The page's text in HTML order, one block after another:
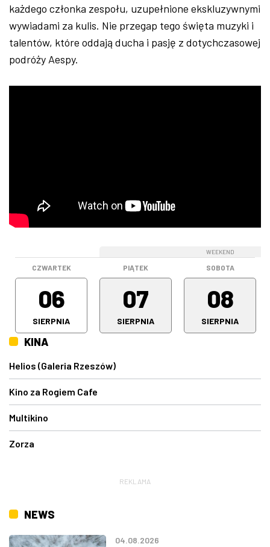
każdego członka zespołu, uzupełnione ekskluzywnymi
wywiadami za kulis. Nie przegap tego święta muzyki i
talentów, które oddają ducha i pasję z dotychczasowej
podróży Aespy.
CZWARTEK
06
SIERPNIA
PIĄTEK
07
SIERPNIA
WEEKEND
SOBOTA
08
SIERPNIA
KINA
Helios (Galeria Rzeszów)
Kino za Rogiem Cafe
Multikino
Zorza
REKLAMA
NEWS
04.08.2026